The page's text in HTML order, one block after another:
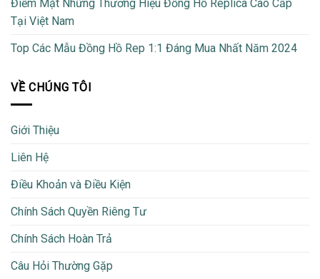
Điểm Mặt Những Thương Hiệu Đồng Hồ Replica Cao Cấp
Tại Việt Nam
Top Các Mẫu Đồng Hồ Rep 1:1 Đáng Mua Nhất Năm 2024
VỀ CHÚNG TÔI
Giới Thiệu
Liên Hệ
Điều Khoản và Điều Kiện
Chính Sách Quyền Riêng Tư
Chính Sách Hoàn Trả
Câu Hỏi Thường Gặp